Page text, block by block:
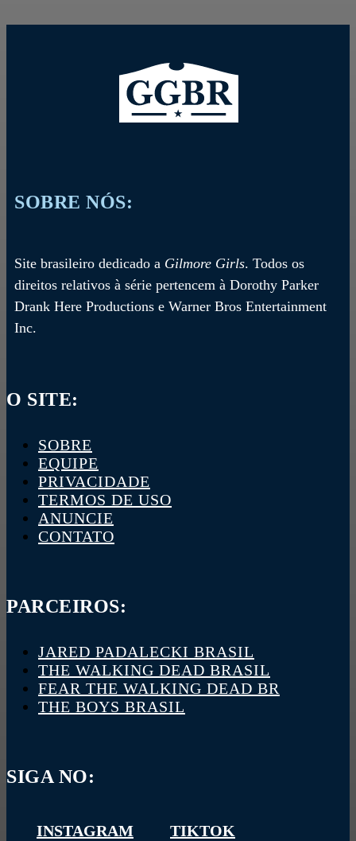
SOBRE NÓS:
Site brasileiro dedicado a Gilmore Girls. Todos os
direitos relativos à série pertencem à Dorothy Parker
Drank Here Productions e Warner Bros Entertainment
Inc.
O SITE:
SOBRE
EQUIPE
PRIVACIDADE
TERMOS DE USO
ANUNCIE
CONTATO
PARCEIROS:
JARED PADALECKI BRASIL
THE WALKING DEAD BRASIL
FEAR THE WALKING DEAD BR
THE BOYS BRASIL
SIGA NO:
INSTAGRAM TIKTOK